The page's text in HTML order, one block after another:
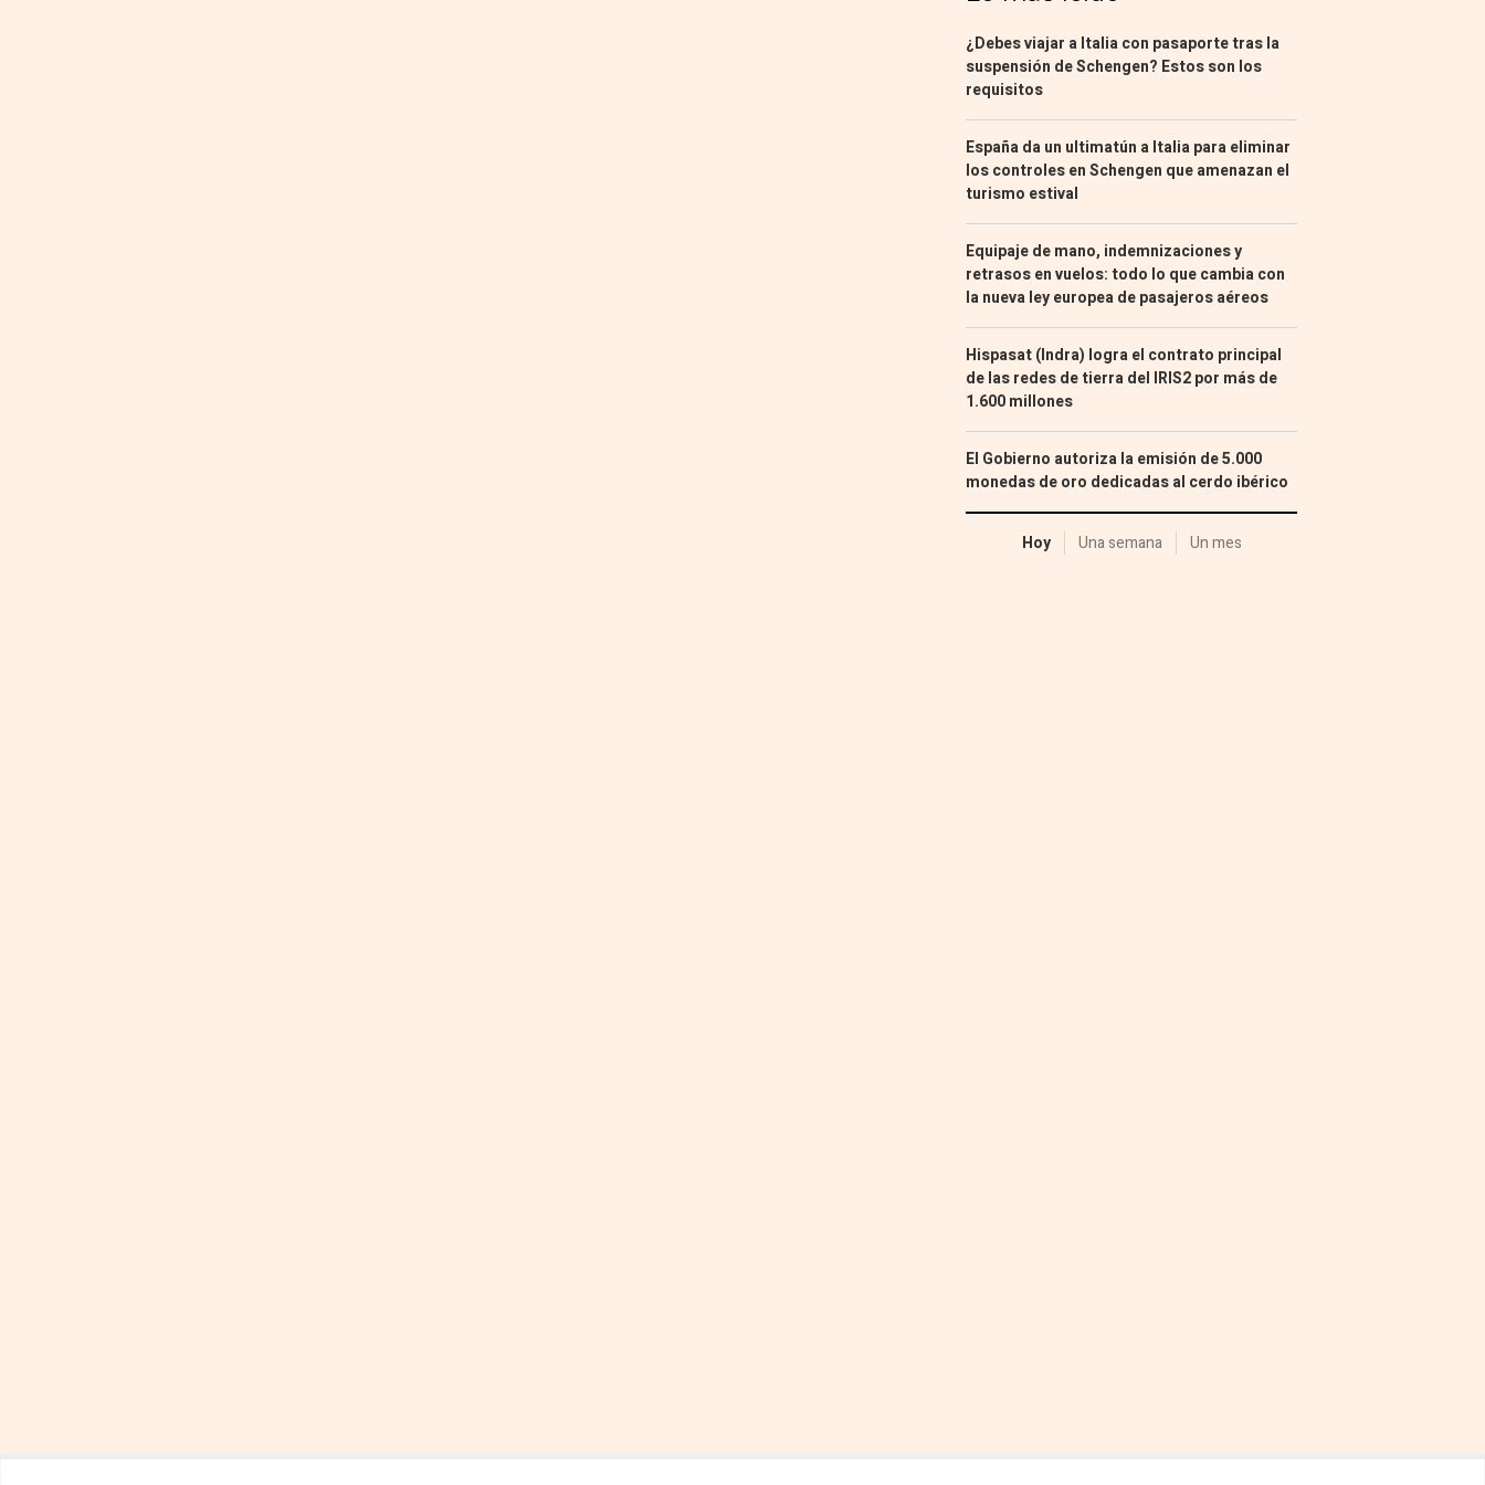
¿Debes viajar a Italia con pasaporte tras la
suspensión de Schengen? Estos son los
requisitos
España da un ultimatún a Italia para eliminar
los controles en Schengen que amenazan el
turismo estival
Equipaje de mano, indemnizaciones y
retrasos en vuelos: todo lo que cambia con
la nueva ley europea de pasajeros aéreos
Hispasat (Indra) logra el contrato principal
de las redes de tierra del IRIS2 por más de
1.600 millones
El Gobierno autoriza la emisión de 5.000
monedas de oro dedicadas al cerdo ibérico
Hoy Una semana Un mes